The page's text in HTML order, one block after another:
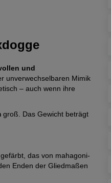
und
unverwechselbaren Mimik
– auch wenn ihre
groß. Das Gewicht beträgt
gefärbt, das von mahagoni-
Enden der Gliedmaßen